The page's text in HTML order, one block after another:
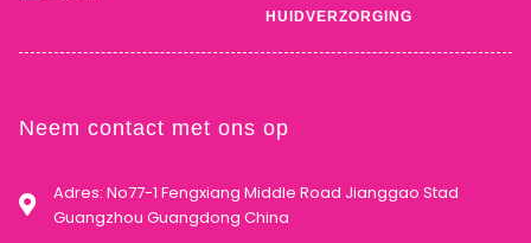
HUIDVERZORGING
Neem contact met ons op
Adres: No77-1 Fengxiang Middle Road Jianggao Stad
Guangzhou Guangdong China